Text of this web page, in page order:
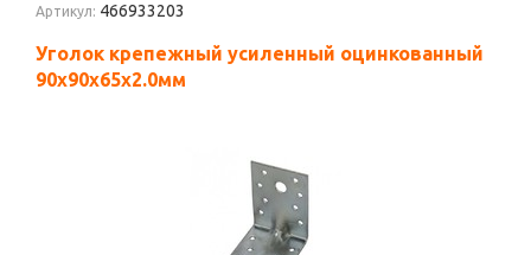
Артикул: 466933203
Уголок крепежный усиленный оцинкованный
90х90х65х2.0мм